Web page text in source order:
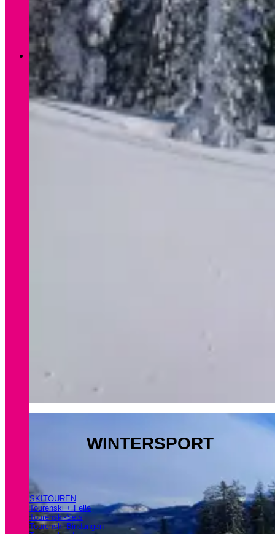
Verleih Winter
WINTER
WINTERSPORT
SKITOUREN
Tourenski + Felle
Tourenski-Sets
Tourenski-Bindungen